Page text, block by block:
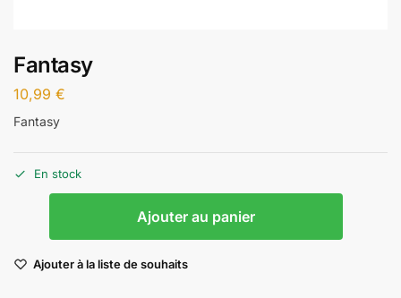
Fantasy
10,99 €
Fantasy
En stock
Ajouter au panier
Ajouter à la liste de souhaits